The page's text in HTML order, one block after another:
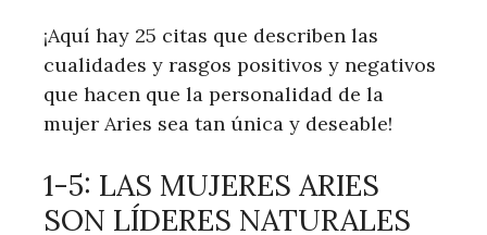
¡Aquí hay 25 citas que describen las
cualidades y rasgos positivos y negativos
que hacen que la personalidad de la
mujer Aries sea tan única y deseable!
1-5: LAS MUJERES ARIES
SON LÍDERES NATURALES